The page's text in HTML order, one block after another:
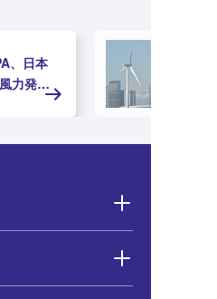
、日本
力発電